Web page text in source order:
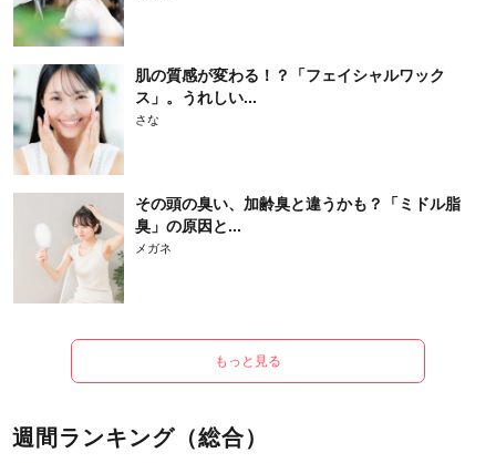
肌の質感が変わる！？「フェイシャルワック
ス」。うれしい...
さな
その頭の臭い、加齢臭と違うかも？「ミドル脂
臭」の原因と...
メガネ
もっと見る
週間ランキング（総合）